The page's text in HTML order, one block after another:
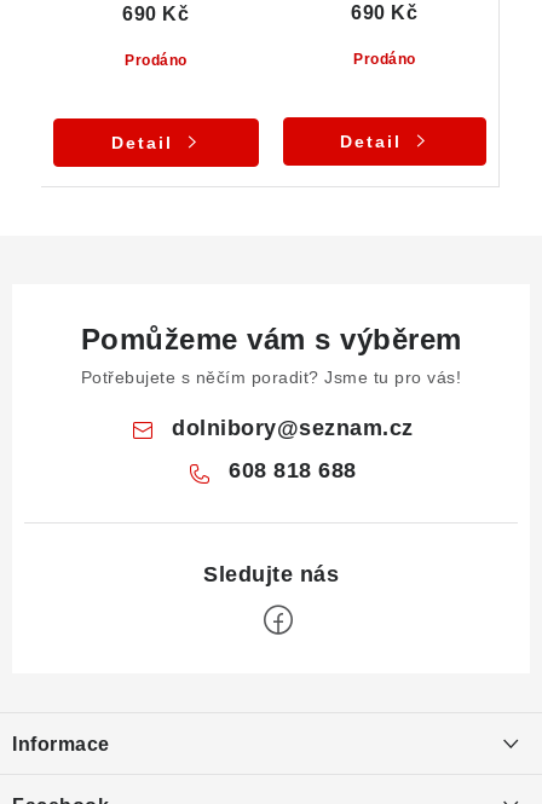
Prodáno
690 Kč
Detail
Prodáno
690 Kč
Detail
Pomůžeme vám s výběrem
Potřebujete s něčím poradit? Jsme tu pro vás!
dolnibory@seznam.cz
608 818 688
p
a
Informace